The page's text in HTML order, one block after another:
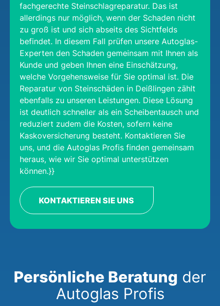
fachgerechte Steinschlagreparatur. Das ist
allerdings nur möglich, wenn der Schaden nicht
zu groß ist und sich abseits des Sichtfelds
befindet. In diesem Fall prüfen unsere Autoglas-
Experten den Schaden gemeinsam mit Ihnen als
Kunde und geben Ihnen eine Einschätzung,
welche Vorgehensweise für Sie optimal ist. Die
Reparatur von Steinschäden in Deißlingen zählt
ebenfalls zu unseren Leistungen. Diese Lösung
ist deutlich schneller als ein Scheibentausch und
reduziert zudem die Kosten, sofern keine
Kaskoversicherung besteht. Kontaktieren Sie
uns, und die Autoglas Profis finden gemeinsam
heraus, wie wir Sie optimal unterstützen
können.}}
KONTAKTIEREN SIE UNS
Persönliche Beratung der
Autoglas Profis